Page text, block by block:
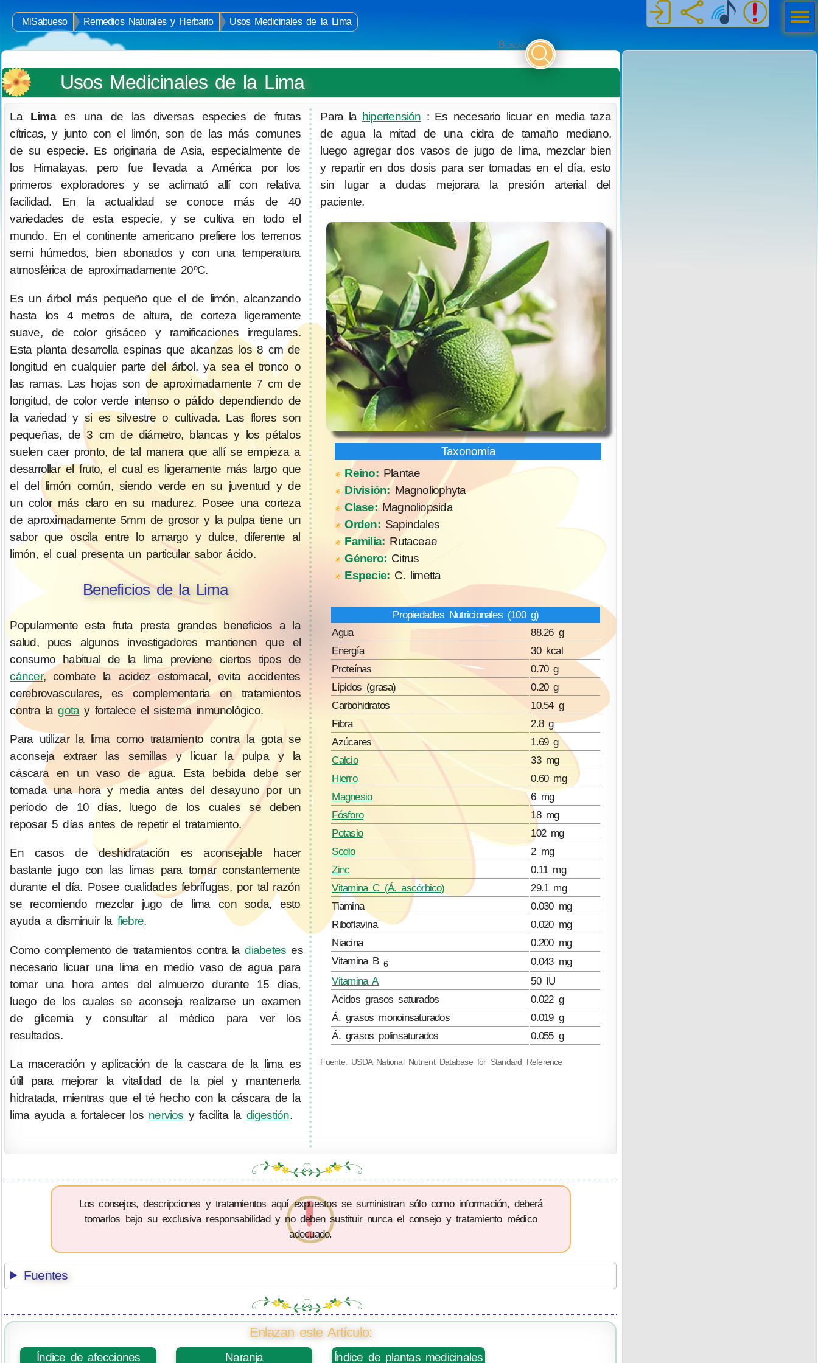
MiSabueso Remedios Naturales y Herbario Usos Medicinales de la Lima
Usos Medicinales de la Lima
Buscar
La Lima
es una de las diversas especies de frutas
cítricas, y junto con el limón, son de las más comunes
de su especie. Es originaria de Asia, especialmente de
los Himalayas, pero fue llevada a América por los
primeros exploradores y se aclimató allí con relativa
facilidad. En la actualidad se conoce más de 40
variedades de esta especie, y se cultiva en todo el
mundo. En el continente americano prefiere los terrenos
semi húmedos, bien abonados y con una temperatura
atmosférica de aproximadamente 20ºC.
Es un árbol más pequeño que el de limón, alcanzando
hasta los 4 metros de altura, de corteza ligeramente
suave, de color grisáceo y ramificaciones irregulares.
Esta planta desarrolla espinas que alcanzas los 8 cm de
longitud en cualquier parte del árbol, ya sea el tronco o
las ramas. Las hojas son de aproximadamente 7 cm de
longitud, de color verde intenso o pálido dependiendo de
la variedad y si es silvestre o cultivada. Las flores son
pequeñas, de 3 cm de diámetro, blancas y los pétalos
suelen caer pronto, de tal manera que allí se empieza a
desarrollar el fruto, el cual es ligeramente más largo que
el del limón común, siendo verde en su juventud y de
un color más claro en su madurez. Posee una corteza
de aproximadamente 5mm de grosor y la pulpa tiene un
sabor que oscila entre lo amargo y dulce, diferente al
limón, el cual presenta un particular sabor ácido.
Beneficios de la Lima
Popularmente esta fruta presta grandes beneficios a la
salud, pues algunos investigadores mantienen que el
consumo habitual de la lima previene ciertos tipos de
cáncer, combate la acidez estomacal, evita accidentes
cerebrovasculares, es complementaria en tratamientos
contra lagota y fortalece el sistema inmunológico.
Para utilizar la lima como tratamiento contra la gota se
aconseja extraer las semillas y licuar la pulpa y la
cáscara en un vaso de agua. Esta bebida debe ser
tomada una hora y media antes del desayuno por un
período de 10 días, luego de los cuales se deben
reposar 5 días antes de repetir el tratamiento.
En casos de deshidratación es aconsejable hacer
bastante jugo con las limas para tomar constantemente
durante el día. Posee cualidades febrífugas, por tal razón
se recomiendo mezclar jugo de lima con soda, esto
ayuda a disminuir la fiebre.
Como complemento de tratamientos contra ladiabetes es
necesario licuar una lima en medio vaso de agua para
tomar una hora antes del almuerzo durante 15 días,
luego de los cuales se aconseja realizarse un examen
de glicemia y consultar al médico para ver los
resultados.
La maceración y aplicación de la cascara de la lima es
útil para mejorar la vitalidad de la piel y mantenerla
hidratada, mientras que el té hecho con la cáscara de la
lima ayuda a fortalecer los nervios y facilita la digestión.
Para la hipertensión : Es necesario licuar en media taza
de agua la mitad de una cidra de tamaño mediano,
luego agregar dos vasos de jugo de lima, mezclar bien
y repartir en dos dosis para ser tomadas en el día, esto
sin lugar a dudas mejorara la presión arterial del
paciente.
Reino: Plantae
División: Magnoliophyta
Clase:Magnoliopsida
Orden: Sapindales
Familia: Rutaceae
Género: Citrus
Especie: C. limetta
Propiedades Nutricionales (100 g)
Agua
88.26 g
Energía
30 kcal
Proteínas
0.70 g
Lípidos (grasa)
0.20 g
Carbohidratos
10.54 g
Fibra
2.8 g
Azúcares
1.69 g
Calcio
33 mg
Hierro
0.60 mg
Magnesio
6 mg
Fósforo
18 mg
Potasio
102 mg
Sodio
2 mg
Zinc
0.11 mg
Vitamina C (Á. ascórbico)
29.1 mg
Tiamina
0.030 mg
Riboflavina
0.020 mg
Niacina
0.200 mg
Vitamina B 6
0.043 mg
Vitamina A
50 IU
Ácidos grasos saturados
0.022 g
Á. grasos monoinsaturados
0.019 g
Á. grasos polinsaturados
0.055 g
Fuente: USDA National Nutrient Database for Standard Reference
Los consejos, descripciones y tratamientos aquí expuestos se suministran sólo como información, deberá
tomarlos bajo su exclusiva responsabilidad y no deben sustituir nunca el consejo y tratamiento médico
adecuado.
Fuentes
Enlazan este Artículo:
Índice de afecciones Naranja Índice de plantas medicinales
Men
ú